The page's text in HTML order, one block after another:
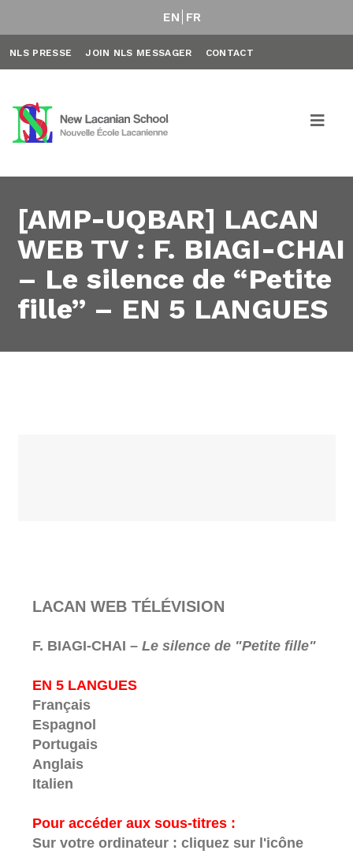
EN FR
NLS PRESSE JOIN NLS MESSAGER CONTACT
[AMP-UQBAR] LACAN
WEB TV : F. BIAGI-CHAI
– Le silence de “Petite
fille” – EN 5 LANGUES
LACAN WEB TÉLÉVISION
F. BIAGI-CHAI – Le silence de "Petite fille"
EN 5 LANGUES
Français
Espagnol
Portugais
Anglais
Italien
Pour accéder aux sous-titres :
Sur votre ordinateur : cliquez sur l'icône